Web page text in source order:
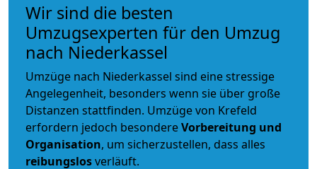
Wir sind die besten
Umzugsexperten für den Umzug
nach Niederkassel
Umzüge nach Niederkassel sind eine stressige
Angelegenheit, besonders wenn sie über große
Distanzen stattfinden. Umzüge von Krefeld
erfordern jedoch besondereVorbereitung und
Organisation, um sicherzustellen, dass alles
reibungslosverläuft.